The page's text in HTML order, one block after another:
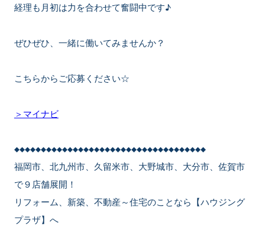
経理も月初は力を合わせて奮闘中です♪
ぜひぜひ、一緒に働いてみませんか？
こちらからご応募ください☆
＞マイナビ
◆◆◆◆◆◆◆◆◆◆◆◆◆◆◆◆◆◆◆◆◆◆◆◆◆◆◆◆◆◆◆◆◆◆◆◆
福岡市、北九州市、久留米市、大野城市、大分市、佐賀市
で９店舗展開！
リフォーム、新築、不動産～住宅のことなら【ハウジング
プラザ】へ